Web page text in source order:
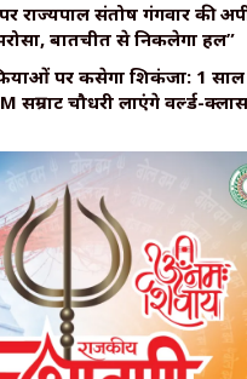
पर राज्यपाल संतोष गंगवार की
बातचीत से निकलेगा हल”
पर कसेगा शिकंजा: 1
सम्राट चौधरी लाएंगे वर्ल्ड-